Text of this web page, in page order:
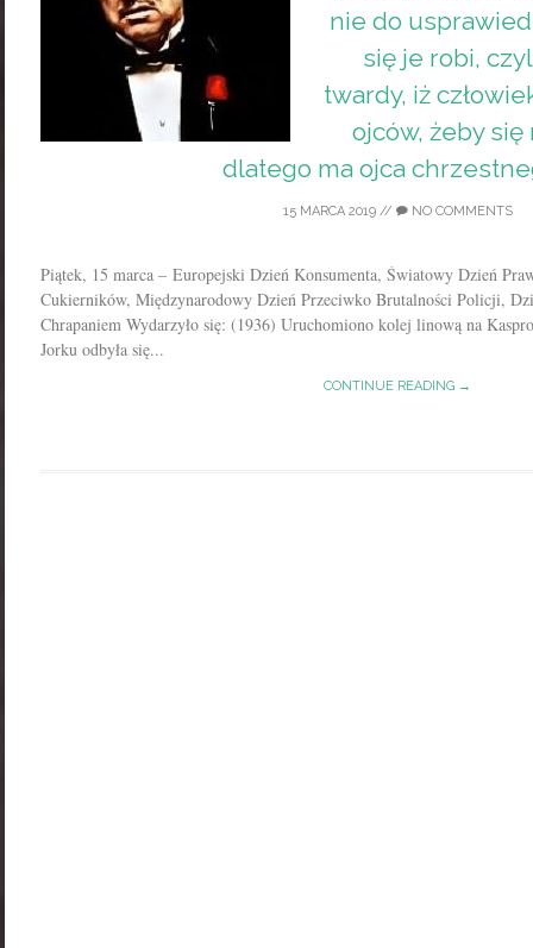
nie do
się je robi,
twardy, iż
ojców, żeby
dlatego ma ojca
15 MARCA 2019// NO COMMENTS
Piątek, 15 marca – Europejski Dzień Konsumenta, Światowy Dzień
Cukierników, Międzynarodowy Dzień Przeciwko Brutalności Policji,
Chrapaniem Wydarzyło się: (1936) Uruchomiono kolej linową na
Jorku odbyła się...
CONTINUE READING →